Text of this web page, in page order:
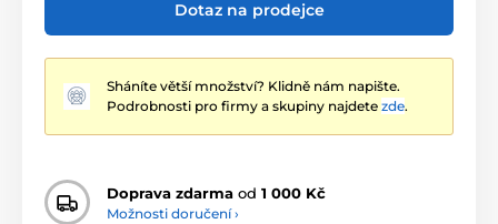
Dotaz na prodejce
Sháníte větší množství? Klidně nám napište.
Podrobnosti pro firmy a skupiny najdete zde.
Doprava zdarma od 1 000 Kč
Možnosti doručení ›